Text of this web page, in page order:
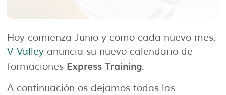
Hoy comienza Junio y como cada nuevo mes,
V-Valley anuncia su nuevo calendario de
formaciones Express Training.
A continuación os dejamos todas las